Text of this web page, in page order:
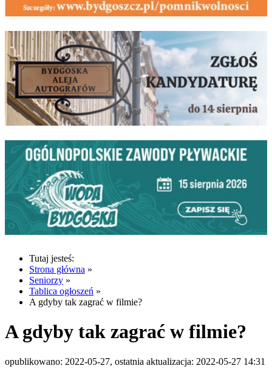
Tutaj jesteś:
Strona główna »
Seniorzy »
Tablica ogłoszeń »
A gdyby tak zagrać w filmie?
A gdyby tak zagrać w filmie?
opublikowano: 2022-05-27, ostatnia aktualizacja: 2022-05-27 14:31